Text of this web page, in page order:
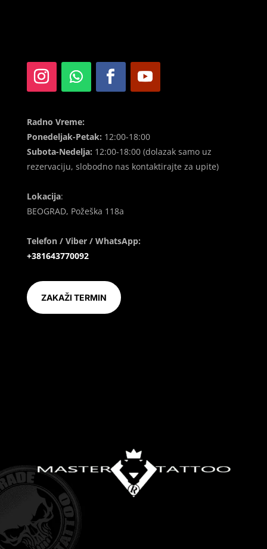
Radno Vreme:
Ponedeljak-Petak: 12:00-18:00
Subota-Nedelja: 12:00-18:00 (dolazak samo uz
rezervaciju, slobodno nas kontaktirajte za upite)
Lokacija:
BEOGRAD, Požeška 118a
Telefon / Viber / WhatsApp:
+381643770092
ZAKAŽI TERMIN